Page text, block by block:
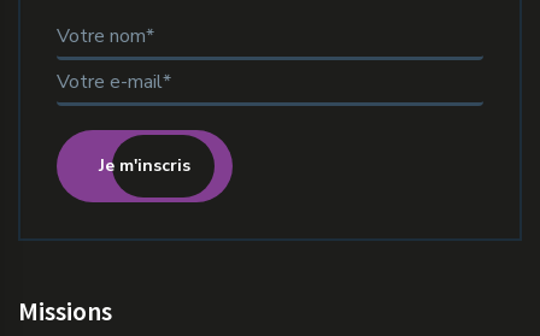
Je m'inscris
Missions